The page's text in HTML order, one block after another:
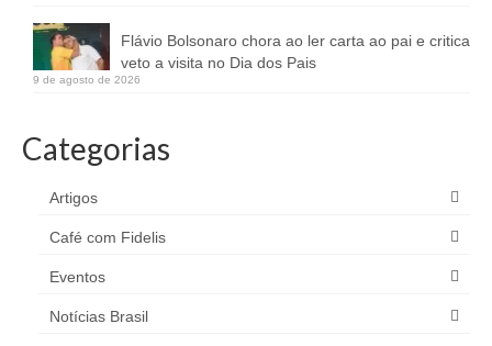
Flávio Bolsonaro chora ao ler carta ao pai e critica
veto a visita no Dia dos Pais
9 de agosto de 2026
Categorias
Artigos
Café com Fidelis
Eventos
Notícias Brasil